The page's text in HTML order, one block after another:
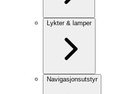
Lykter & lamper
Navigasjonsutstyr